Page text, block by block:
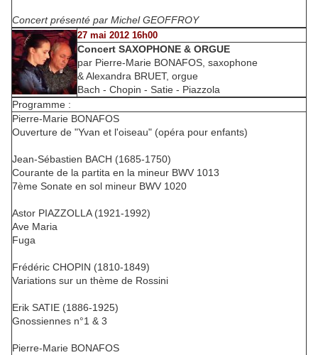
Concert présenté par Michel GEOFFROY
27 mai 2012 16h00
Concert SAXOPHONE & ORGUE
par Pierre-Marie BONAFOS, saxophone
& Alexandra BRUET, orgue
Bach - Chopin - Satie - Piazzola
Programme :
Pierre-Marie BONAFOS
Ouverture de "Yvan et l'oiseau" (opéra pour enfants)
Jean-Sébastien BACH (1685-1750)
Courante de la partita en la mineur BWV 1013
7ème Sonate en sol mineur BWV 1020
Astor PIAZZOLLA (1921-1992)
Ave Maria
Fuga
Frédéric CHOPIN (1810-1849)
Variations sur un thème de Rossini
Erik SATIE (1886-1925)
Gnossiennes n°1 & 3
Pierre-Marie BONAFOS